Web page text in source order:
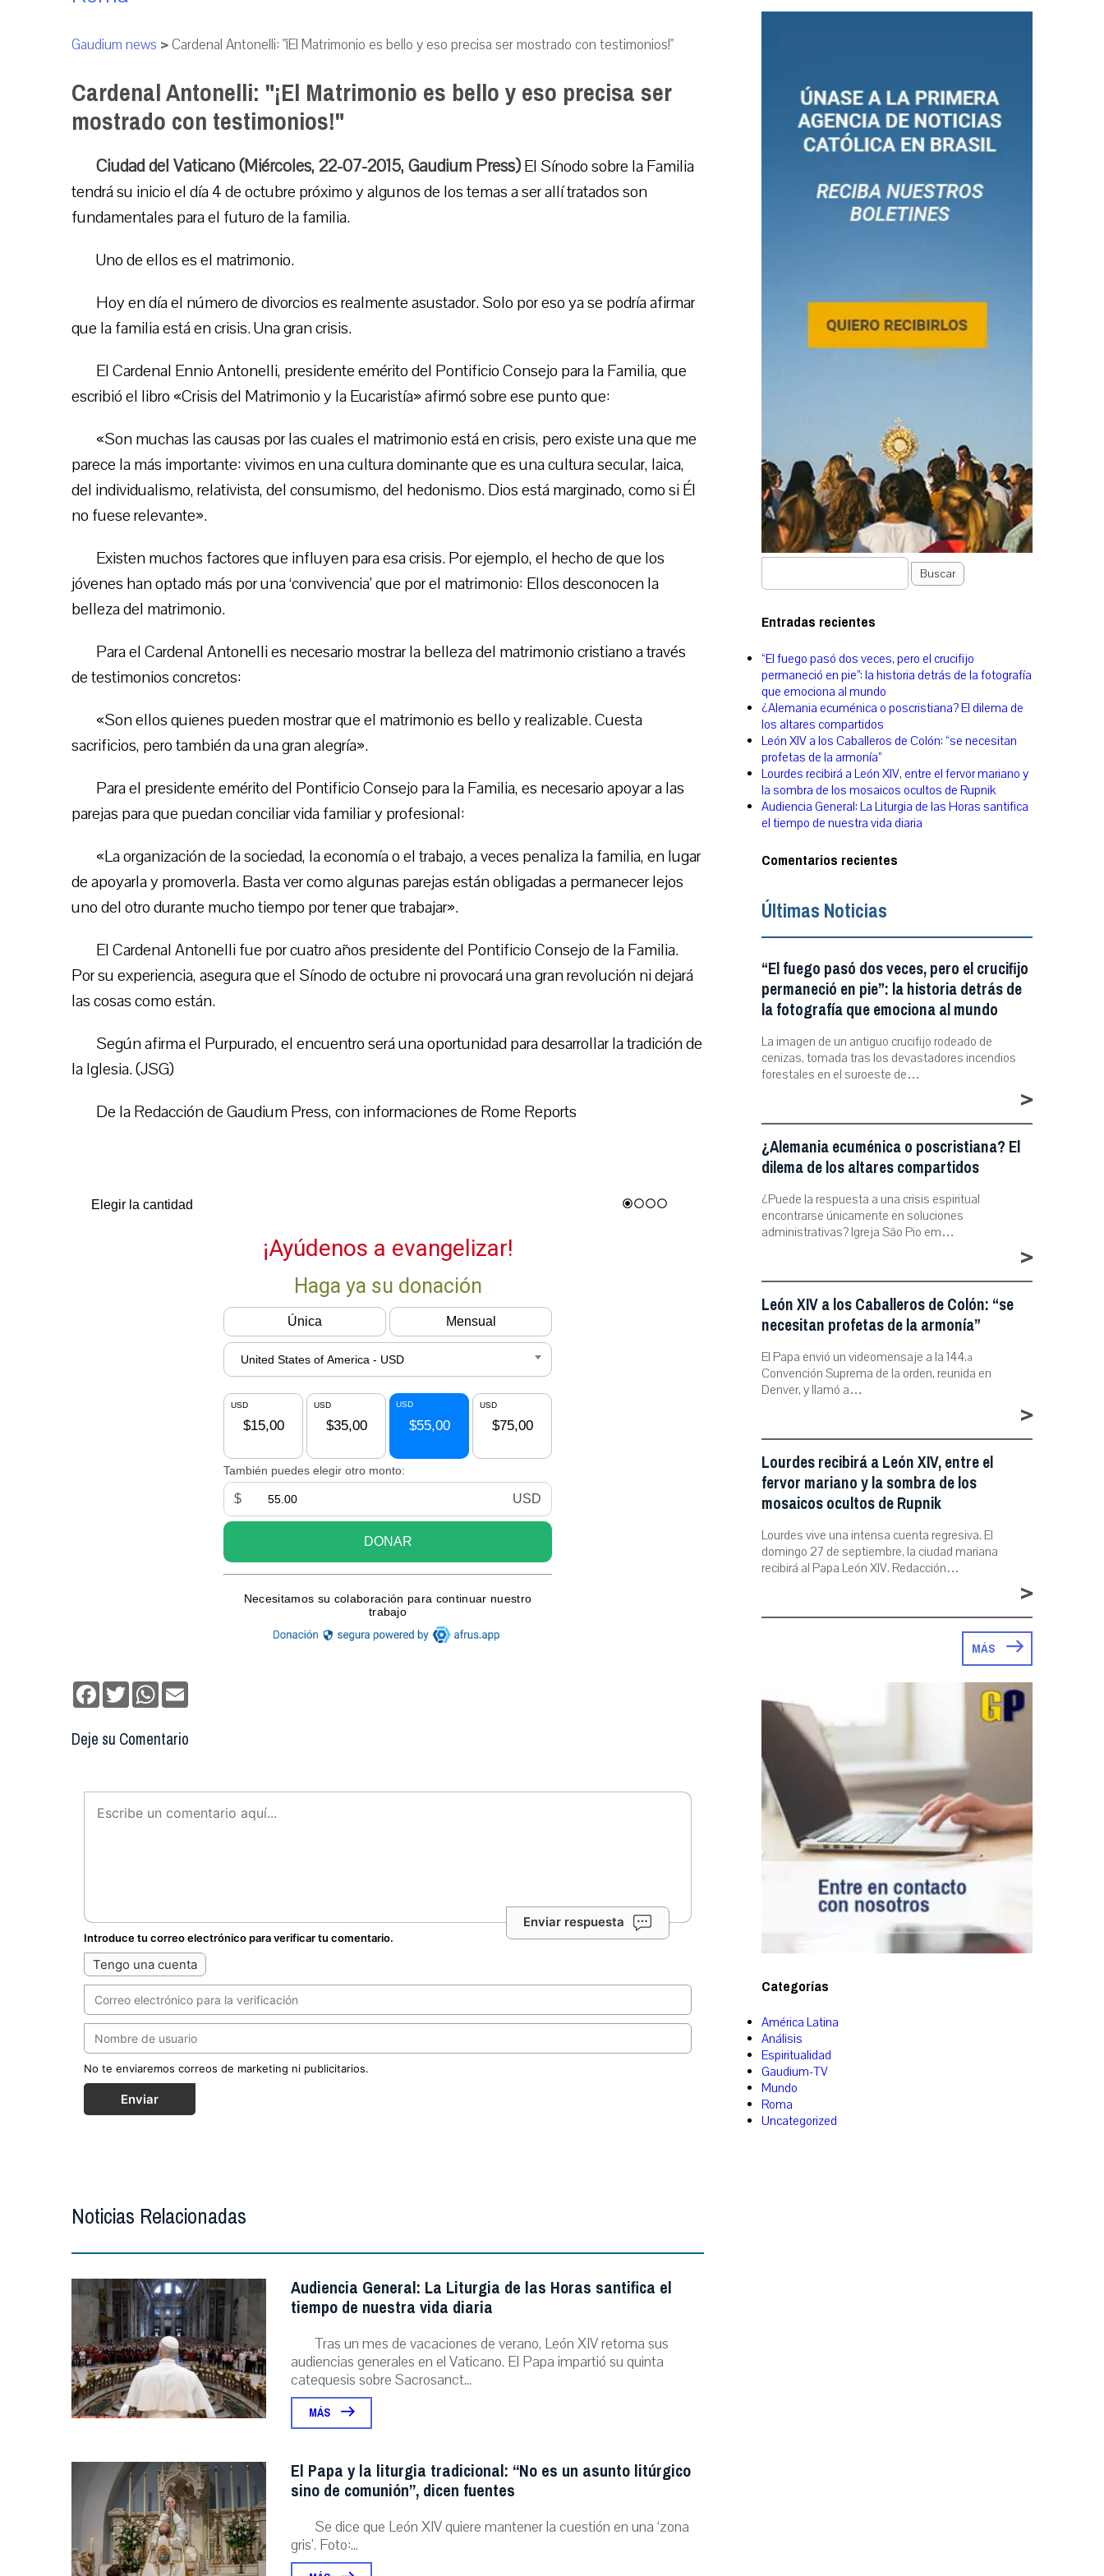
Gaudium news >Cardenal Antonelli: "¡El Matrimonio es bello y eso precisa ser mostrado con testimonios!"
Cardenal Antonelli: "¡El Matrimonio es bello y eso precisa ser
mostrado con testimonios!"
Ciudad del Vaticano (Miércoles, 22-07-2015, Gaudium Press)El Sínodo sobre la Familia
tendrá su inicio el día 4 de octubre próximo y algunos de los temas a ser allí tratados son
fundamentales para el futuro de la familia.
Uno de ellos es el matrimonio.
Hoy en día el número de divorcios es realmente asustador. Solo por eso ya se podría afirmar
que la familia está en crisis. Una gran crisis.
El Cardenal Ennio Antonelli, presidente emérito del Pontificio Consejo para la Familia, que
escribió el libro «Crisis del Matrimonio y la Eucaristía» afirmó sobre ese punto que:
«Son muchas las causas por las cuales el matrimonio está en crisis, pero existe una que me
parece la más importante: vivimos en una cultura dominante que es una cultura secular, laica,
del individualismo, relativista, del consumismo, del hedonismo. Dios está marginado, como si Él
no fuese relevante».
Existen muchos factores que influyen para esa crisis. Por ejemplo, el hecho de que los
jóvenes han optado más por una ‘convivencia’ que por el matrimonio: Ellos desconocen la
belleza del matrimonio.
Para el Cardenal Antonelli es necesario mostrar la belleza del matrimonio cristiano a través
de testimonios concretos:
«Son ellos quienes pueden mostrar que el matrimonio es bello y realizable. Cuesta
sacrificios, pero también da una gran alegría».
Para el presidente emérito del Pontificio Consejo para la Familia, es necesario apoyar a las
parejas para que puedan conciliar vida familiar y profesional:
«La organización de la sociedad, la economía o el trabajo, a veces penaliza la familia, en lugar
de apoyarla y promoverla. Basta ver como algunas parejas están obligadas a permanecer lejos
uno del otro durante mucho tiempo por tener que trabajar».
El Cardenal Antonelli fue por cuatro años presidente del Pontificio Consejo de la Familia.
Por su experiencia, asegura que el Sínodo de octubre ni provocará una gran revolución ni dejará
las cosas como están.
Según afirma el Purpurado, el encuentro será una oportunidad para desarrollar la tradición de
la Iglesia. (JSG)
De la Redacción de Gaudium Press, con informaciones de Rome Reports
Facebook
TwitterWhatsApp
Deje su Comentario
Enviar respuesta
Introduce tu correo electrónico para verificar tu comentario.
Tengo una cuenta
No te enviaremos correos de marketing ni publicitarios.
Enviar
Noticias Relacionadas
Audiencia General: La Liturgia de las Horas santifica el
tiempo de nuestra vida diaria
Tras un mes de vacaciones de verano, León XIV retoma sus
audiencias generales en el Vaticano. El Papa impartió su quinta
catequesis sobre Sacrosanct...
MÁS
El Papa y la liturgia tradicional: “No es un asunto litúrgico
sino de comunión”, dicen fuentes
Se dice que León XIV quiere mantener la cuestión en una ‘zona
gris’. Foto:...
Buscar
Entradas recientes
“El fuego pasó dos veces, pero el crucifijo
permaneció en pie”: la historia detrás de la fotografía
que emociona al mundo
¿Alemania ecuménica o poscristiana? El dilema de
los altares compartidos
León XIV a los Caballeros de Colón: “se necesitan
profetas de la armonía”
Lourdes recibirá a León XIV, entre el fervor mariano y
la sombra de los mosaicos ocultos de Rupnik
Audiencia General: La Liturgia de las Horas santifica
el tiempo de nuestra vida diaria
Comentarios recientes
Últimas Noticias
“El fuego pasó dos veces, pero el crucifijo
permaneció en pie”: la historia detrás de
la fotografía que emociona al mundo
La imagen de un antiguo crucifijo rodeado de
cenizas, tomada tras los devastadores incendios
forestales en el suroeste de…
>
¿Alemania ecuménica o poscristiana? El
dilema de los altares compartidos
¿Puede la respuesta a una crisis espiritual
encontrarse únicamente en soluciones
administrativas? Igreja São Pio em…
>
León XIV a los Caballeros de Colón: “se
necesitan profetas de la armonía”
El Papa envió un videomensaje a la 144.ª
Convención Suprema de la orden, reunida en
Denver, y llamó a…
>
Lourdes recibirá a León XIV, entre el
fervor mariano y la sombra de los
mosaicos ocultos de Rupnik
Lourdes vive una intensa cuenta regresiva. El
domingo 27 de septiembre, la ciudad mariana
recibirá al Papa León XIV. Redacción…
>
MÁS
Categorías
América Latina
Análisis
Espiritualidad
Gaudium-TV
Mundo
Roma
Uncategorized